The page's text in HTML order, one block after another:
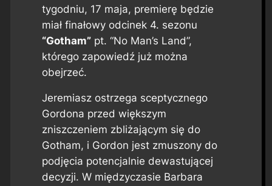
tygodniu, 17 maja, premierę będzie
miał finałowy odcinek 4. sezonu
“Gotham”pt. “No Man’s Land”,
którego zapowiedź już można
obejrzeć.
Jeremiasz ostrzega sceptycznego
Gordona przed większym
zniszczeniem zbliżającym się do
Gotham, i Gordon jest zmuszony do
podjęcia potencjalnie dewastującej
decyzji. W międzyczasie Barbara